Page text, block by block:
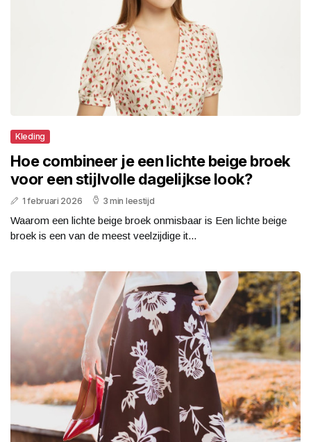
Kleding
Hoe combineer je een lichte beige broek
voor een stijlvolle dagelijkse look?
1 februari 2026 3 min leestijd
Waarom een lichte beige broek onmisbaar is Een lichte beige
broek is een van de meest veelzijdige it...